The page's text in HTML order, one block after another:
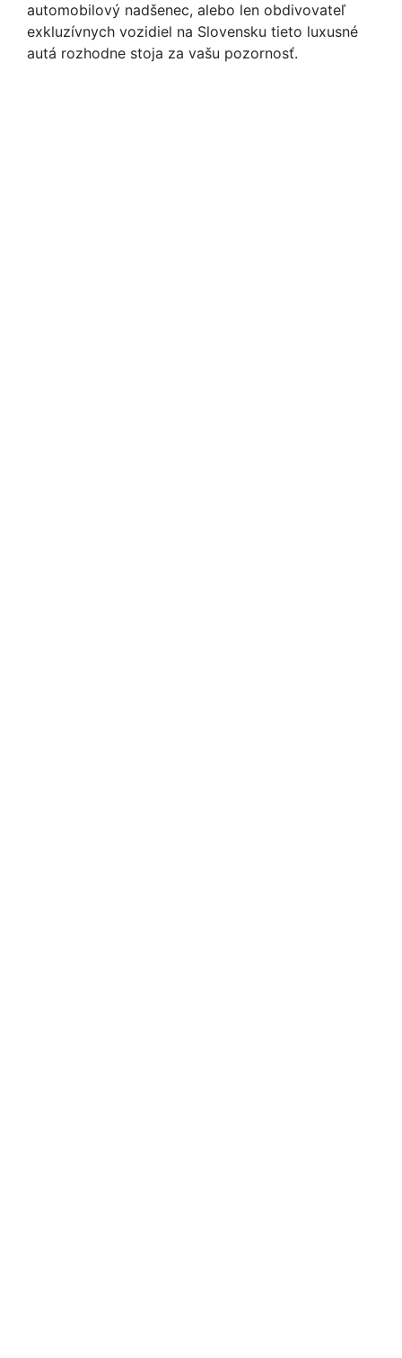
automobilový nadšenec, alebo len obdivovateľ
exkluzívnych vozidiel na Slovensku tieto luxusné
autá rozhodne stoja za vašu pozornosť.